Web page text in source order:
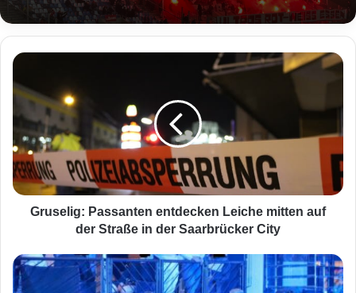
G
u
e
l
i
g
:
s
a
Gruselig: Passanten entdecken Leiche mitten auf
der Straße in der Saarbrücker City
P
o